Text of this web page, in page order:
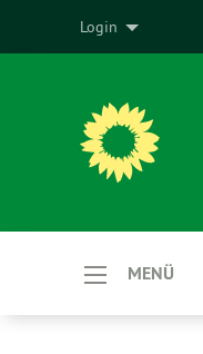
Login
MENÜ